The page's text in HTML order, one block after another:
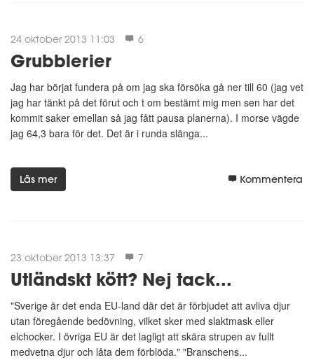
24 oktober 2013 11:03 6
Grubblerier
Jag har börjat fundera på om jag ska försöka gå ner till 60 (jag vet
jag har tänkt på det förut och t om bestämt mig men sen har det
kommit saker emellan så jag fått pausa planerna). I morse vägde
jag 64,3 bara för det. Det är i runda slänga...
Läs mer Kommentera
23 oktober 2013 13:37 7
Utländskt kött? Nej tack...
"Sverige är det enda EU-land där det är förbjudet att avliva djur
utan föregående bedövning, vilket sker med slaktmask eller
elchocker. I övriga EU är det lagligt att skära strupen av fullt
medvetna djur och låta dem förblöda." "Branschens...